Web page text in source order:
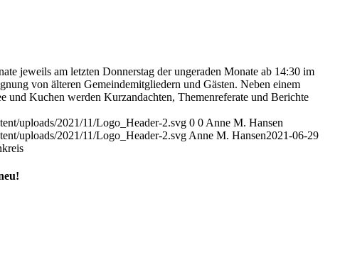
jeweils am letzten Donnerstag der ungeraden Monate ab 14:30 im
von älteren Gemeindemitgliedern und Gästen. Neben einem
und Kuchen werden Kurzandachten, Themenreferate und Berichte
uploads/2021/11/Logo_Header-2.svg 0 0 Anne M. Hansen
uploads/2021/11/Logo_Header-2.svg Anne M. Hansen2021-06-29